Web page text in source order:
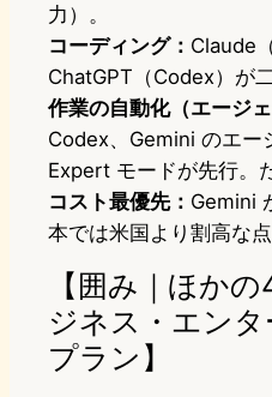
力）。
コーディング： Claude
ChatGPT（Codex）が二
作業の自動化（エージ
Codex、Gemini のエー
Expert モードが先行。
コスト最優先： Gemini
本では米国より割高な点
【囲み｜ほか
ジネス・エン
プラン】